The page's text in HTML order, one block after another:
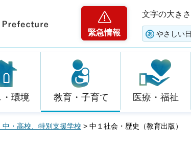
緊急情報
文字の大きさ
やさしい
・環境 教育・子育て 医療・福祉
中・高校、特別支援学校 > 中１社会・歴史（教育出版）